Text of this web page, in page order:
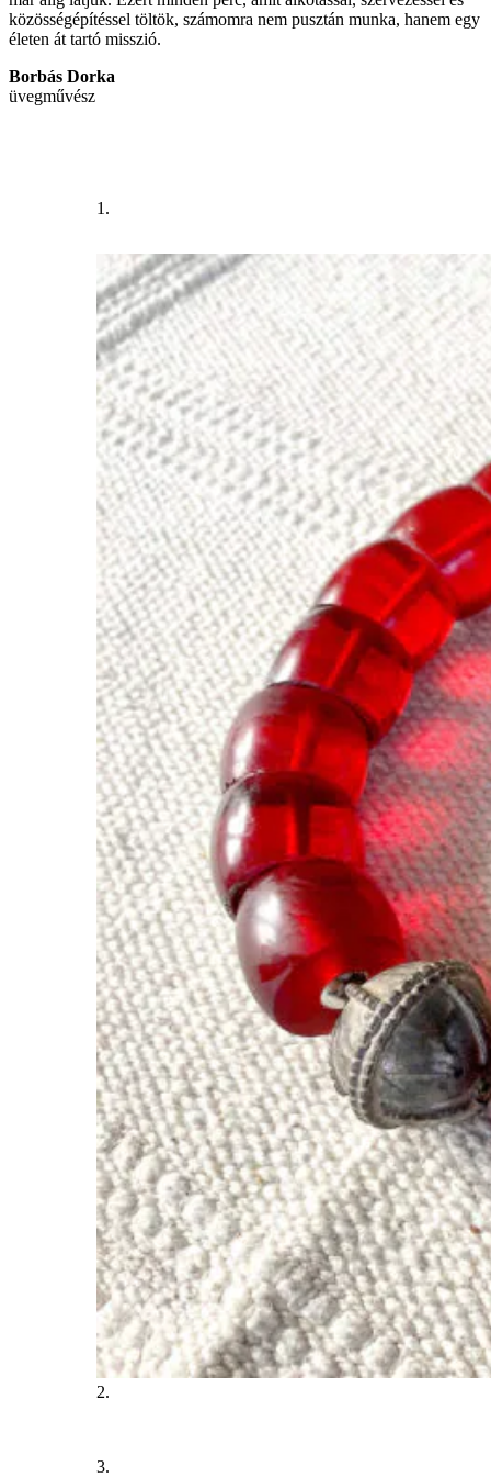
közösségépítéssel töltök, számomra nem pusztán munka, hanem egy
életen át tartó misszió.
Borbás Dorka
üvegművész
1.
2.
3.